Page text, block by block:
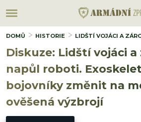
DOMŮ HISTORIE LIDŠTÍ VOJÁCI A
Diskuze: Lidští vojáci a
napůl roboti.
bojovníky změnit na
ověšená výzbrojí